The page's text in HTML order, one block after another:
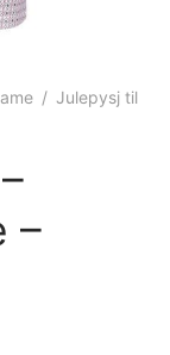
/ Julepysj til
–